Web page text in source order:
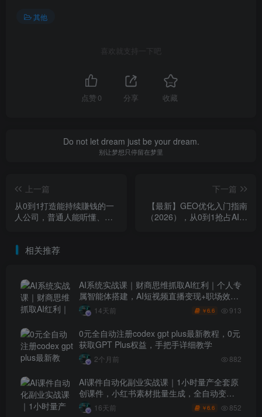
其他
喜欢就支持一下吧
点赞 0 分享 收藏
Do not let dream just be your dream.
别让梦想只停留在梦里
上一篇
从0到1打造能持续賺钱的一
人公司，普通人能听懂、能
下一篇
【最新】GEO优化入门指南
（2026），从0到1抢占AI搜
相关推荐
AI系统实战课｜财商思维抓取AI红利｜个人专
属智能体搭建，AI短视频直播变现+职场效率
升级全套教程
14天前 ￥6.6 913
0元全自动注册codex gpt plus最新教程，0元
获取GPT Plus权益，手把手详细教学
2个月前 882
AI课件自动化副业实战课｜1小时量产全套原
创课件，小红书素材批量生成，全自动变现
管线复刻，半年卖3000单
16天前 ￥6.6 852